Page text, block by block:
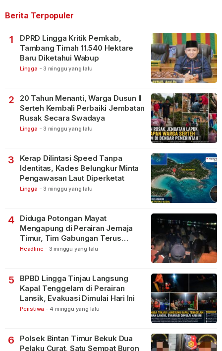
Berita Terpopuler
1
DPRD Lingga Kritik Pemkab,
Tambang Timah 11.540 Hektare
Baru Diketahui Wabup
Lingga - 3 minggu yang lalu
2
20 Tahun Menanti, Warga Dusun II
Serteh Kembali Perbaiki Jembatan
Rusak Secara Swadaya
Lingga - 3 minggu yang lalu
3
Kerap Dilintasi Speed Tanpa
Identitas, Kades Belungkur Minta
Pengawasan Laut Diperketat
Lingga - 3 minggu yang lalu
4
Diduga Potongan Mayat
Mengapung di Perairan Jemaja
Timur, Tim Gabungan Terus
Lakukan Pencarian
Headline - 3 minggu yang lalu
5
BPBD Lingga Tinjau Langsung
Kapal Tenggelam di Perairan
Lansik, Evakuasi Dimulai Hari Ini
Peristiwa - 4 minggu yang lalu
6
Polsek Bintan Timur Bekuk Dua
Pelaku Curat, Satu Sempat Buron